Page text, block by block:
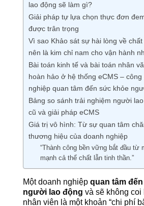
lao động sẽ làm gì?
Giải pháp tự lựa chọn thực đơn
được trân trọng
Vì sao Khảo sát sự hài lòng về
nên là kim chỉ nam cho vận hành
Bài toán kinh tế và bài toán nhân
hoàn hảo ở hệ thống eCMS – công
nghiệp quan tâm đến sức khỏe
Bảng so sánh trải nghiệm người
cũ và giải pháp eCMS
Giá trị vô hình: Từ sự quan tâm
thương hiệu của doanh nghiệp
“Thành công bền vững bắt đầu từ
mạnh cả thể chất lẫn tinh thần.”
Một doanh nghiệp quan tâm
người lao động và sẽ không
nhân viên là một khoản “chi phí